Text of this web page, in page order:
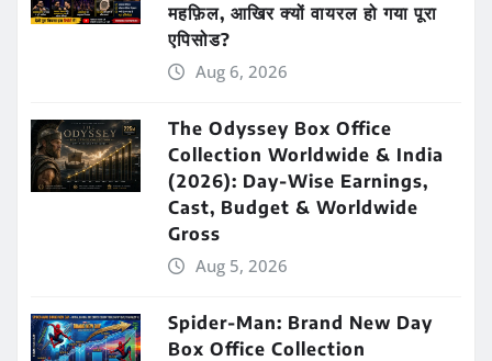
महफ़िल, आखिर क्यों वायरल हो गया पूरा
एपिसोड?
Aug 6, 2026
The Odyssey Box Office
Collection Worldwide & India
(2026): Day-Wise Earnings,
Cast, Budget & Worldwide
Gross
Aug 5, 2026
Spider-Man: Brand New Day
Box Office Collection